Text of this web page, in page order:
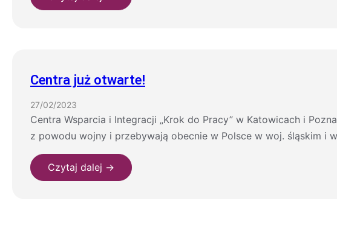
Centra już otwarte!
27/02/2023
Centra Wsparcia i Integracji „Krok do Pracy” w Katowicach i
z powodu wojny i przebywają obecnie w Polsce w woj. śląskim i
Czytaj dalej →